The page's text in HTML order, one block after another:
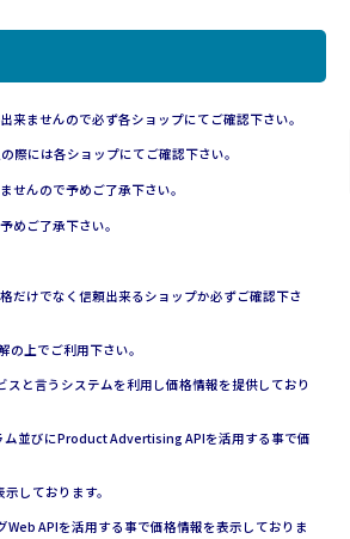
ませんので必ず各ショップにてご確認下さい。
際には各ショップにてご確認下さい。
んので予めご了承下さい。
めご了承下さい。
だけでなく信頼出来るショップか必ずご確認下さ
の上でご利用下さい。
と言うシステムを利用し価格情報を提供しており
並びにProduct Advertising APIを活用する事で価
しております。
APIを活用する事で価格情報を表示しておりま